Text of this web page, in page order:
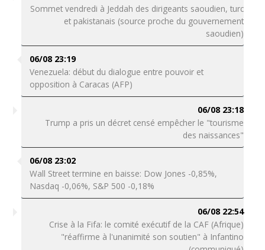
Sommet vendredi à Jeddah des dirigeants saoudien, turc
et pakistanais (source proche du gouvernement
saoudien)
06/08 23:19
Venezuela: début du dialogue entre pouvoir et
opposition à Caracas (AFP)
06/08 23:18
Trump a pris un décret censé empêcher le "tourisme
des naissances"
06/08 23:02
Wall Street termine en baisse: Dow Jones -0,85%,
Nasdaq -0,06%, S&P 500 -0,18%
06/08 22:54
Crise à la Fifa: le comité exécutif de la CAF (Afrique)
"réaffirme à l'unanimité son soutien" à Infantino